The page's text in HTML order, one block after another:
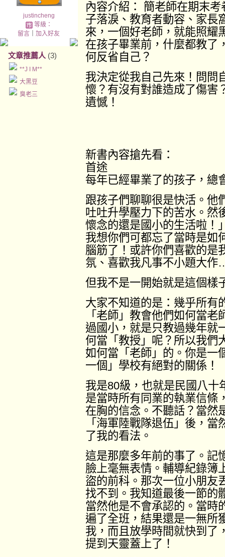
justincheng
等級：
留言 ｜加入好友
文章推薦人 (3)
**J I M**
大黑豆
臭老三
內容介紹： 簡老師在期末
子落淚、教育者動容、家長
來，一個好老師，就能照耀
在孩子畢業前，什麼都教了
何反省自己？
我決定從我自己先來！問問
懷？有沒有對誰造成了傷害
遺憾！
新書內容搶先看：
首途
每年已經畢業了的孩子，總
跟孩子們聊聊很是快活。他
吐吐升學壓力下的苦水。然
懷念的還是國小的生活啦！
我想你們可都忘了當時是如
腦筋了！或許你們喜歡的是
氛、喜歡我凡事不小題大
但我不是一開始就是這個樣
大家不知道的是：幾乎所有
「老師」教會他們如何當
過國小，就是只教過幾年就
何當「教授」呢？所以我們
如何當「老師」的。你是一
一個」學校有絕對的關係！
我是80級，也就是民國八十
是當時所有同業的執業信條
在胸的信念。不聽話？當然
「海軍陸戰隊退伍」後，
了我的看法。
這是那麼多年前的事了。記
臉上毫無表情。輔導紀錄簿
盜的前科。那次一位小朋友
找不到。我知道最後一節的
當然他是不會承認的。當時
遍了全班，結果還是一無所
我，而且放學時間就快到了
提到天靈蓋上了！